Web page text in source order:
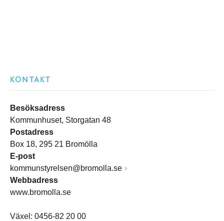
KONTAKT
Besöksadress
Kommunhuset, Storgatan 48
Postadress
Box 18, 295 21 Bromölla
E-post
kommunstyrelsen@bromolla.se
Webbadress
www.bromolla.se
Växel: 0456-82 20 00